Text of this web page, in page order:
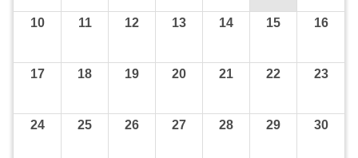
10 11 12 13 14 15 16
17 18 19 20 21 22 23
24 25 26 27 28 29 30